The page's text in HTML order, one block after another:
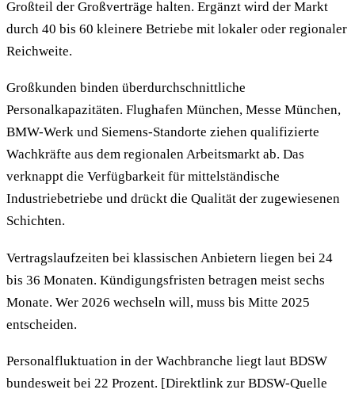
Großteil der Großverträge halten. Ergänzt wird der Markt
durch 40 bis 60 kleinere Betriebe mit lokaler oder regionaler
Reichweite.
Großkunden binden überdurchschnittliche
Personalkapazitäten. Flughafen München, Messe München,
BMW-Werk und Siemens-Standorte ziehen qualifizierte
Wachkräfte aus dem regionalen Arbeitsmarkt ab. Das
verknappt die Verfügbarkeit für mittelständische
Industriebetriebe und drückt die Qualität der zugewiesenen
Schichten.
Vertragslaufzeiten bei klassischen Anbietern liegen bei 24
bis 36 Monaten. Kündigungsfristen betragen meist sechs
Monate. Wer 2026 wechseln will, muss bis Mitte 2025
entscheiden.
Personalfluktuation in der Wachbranche liegt laut BDSW
bundesweit bei 22 Prozent. [Direktlink zur BDSW-Quelle